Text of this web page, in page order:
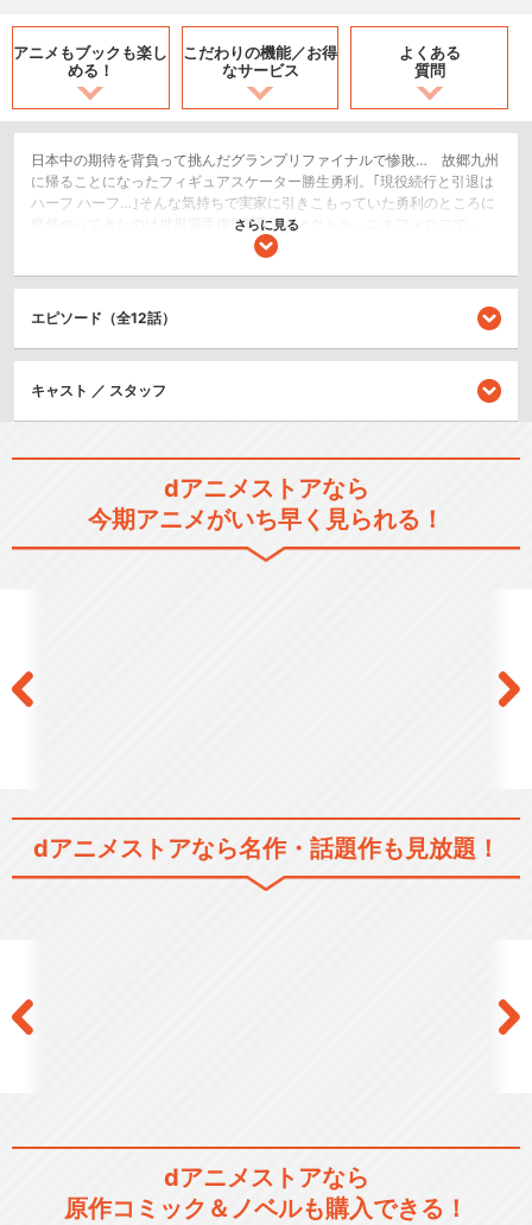
アニメもブックも楽し
める！
こだわりの機能／お得
なサービス
よくある
質問
日本中の期待を背負って挑んだグランプリファイナルで惨敗… 故郷九州
に帰ることになったフィギュアスケーター勝生勇利。｢現役続行と引退は
ハーフ ハーフ…｣そんな気持ちで実家に引きこもっていた勇利のところに
突然やってきたのは世界選手権5連覇のヴィクトル・ニキフォロフで…
日本の崖っぷちスケーター勝生勇利と、ロシアの下克上スケーターユー
む前代未聞のグランプリシリーズが今、幕をあける！
スポーツ/競技
ドラマ/青春
ユーリ!!! on CONCERT
さらに見る
エピソード（全12話）
キャスト ／ スタッフ
dアニメストアなら
今期アニメがいち早く見られる！
dアニメストアなら名作・話題作も見放題！
dアニメストアなら
原作コミック＆ノベルも購入できる！